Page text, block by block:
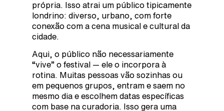
própria. Isso atrai um público tipicamente
londrino: diverso, urbano, com forte
conexão com a cena musical e cultural da
cidade.
Aqui, o público não necessariamente
“vive” o festival — ele o incorpora à
rotina. Muitas pessoas vão sozinhas ou
em pequenos grupos, entram e saem no
mesmo dia e escolhem datas específicas
com base na curadoria. Isso gera uma